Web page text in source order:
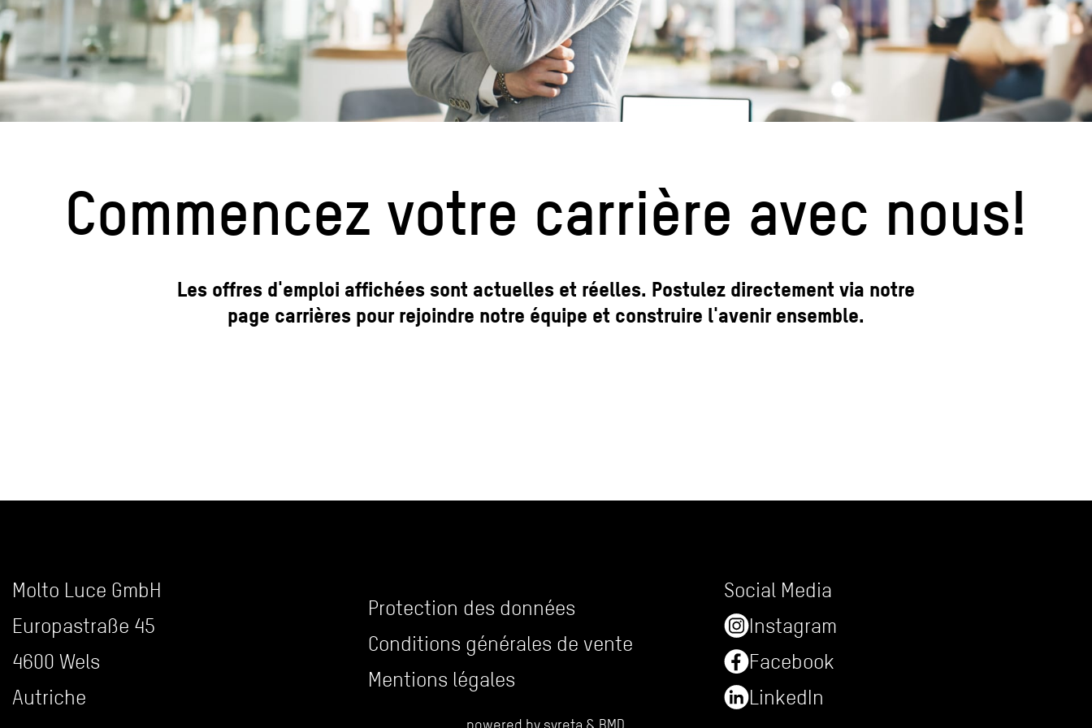
Commencez votre carrière avec nous!
Les offres d'emploi affichées sont actuelles et réelles. Postulez directement via notre
page carrières pour rejoindre notre équipe et construire l'avenir ensemble.
Molto Luce GmbH
Europastraße 45
4600 Wels
Autriche
Protection des données
Conditions générales de vente
Mentions légales
Social Media
Instagram
Facebook
LinkedIn
powered by syreta & BMD